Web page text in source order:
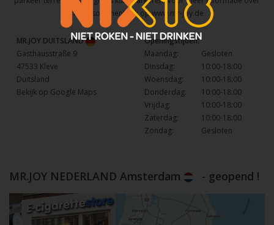
het assortiment kijk opwww.mr-joy.de
MR.JOY DUITSLAND
Gasthausstraße 9
47533 Kleve
Duitsland
Bekijk op Google Maps
Openingstijden:
Maandag:
Gesloten
Dinsdag:
10:00-18:00
Woensdag:
10:00-18:00
Donderdag:
10:00-18:00
Vrijdag:
10:00-18:00
Zaterdag:
10:00-18:00
Zondag:
Gesloten
MR.JOY NEDERLAND Amsterdam - geopend !